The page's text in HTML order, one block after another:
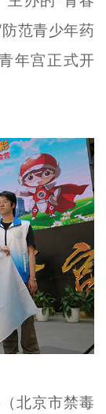
范青少年药
年宫正式开
北京市禁毒